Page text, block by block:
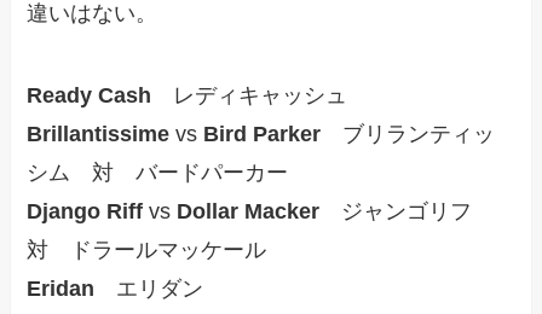
違いはない。
Ready Cash レディキャッシュ
Brillantissime vs Bird Parker ブリランティッ
シム 対 バードパーカー
Django Riff vs Dollar Macker ジャンゴリフ
対 ドラールマッケール
Eridan エリダン